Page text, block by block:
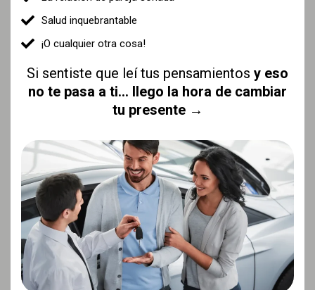
Salud inquebrantable
¡O cualquier otra cosa!
Si sentiste que leí tus pensamientos y eso
no te pasa a ti... llego la hora de cambiar
tu presente→